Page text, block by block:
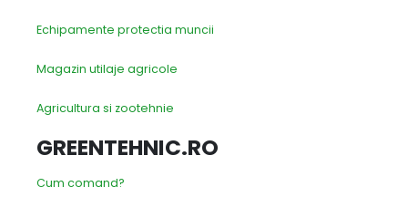
Echipamente protectia muncii
Magazin utilaje agricole
Agricultura si zootehnie
GREENTEHNIC.RO
Cum comand?